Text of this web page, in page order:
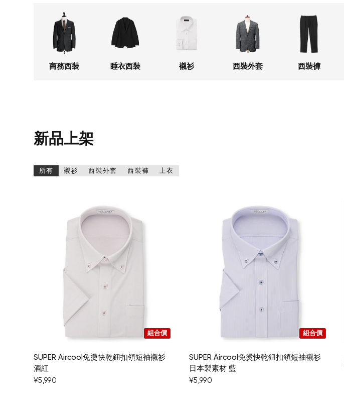
商務西裝 睡衣西裝 襯衫 西裝外套 西裝褲
新品上架
所有 襯衫 西裝外套 西裝褲 上衣
組合價
SUPER Aircool免燙快乾鈕扣領短袖襯衫
酒紅
¥5,990
組合價
SUPER Aircool免燙快乾鈕扣領短袖襯衫
日本製素材 藍
¥5,990